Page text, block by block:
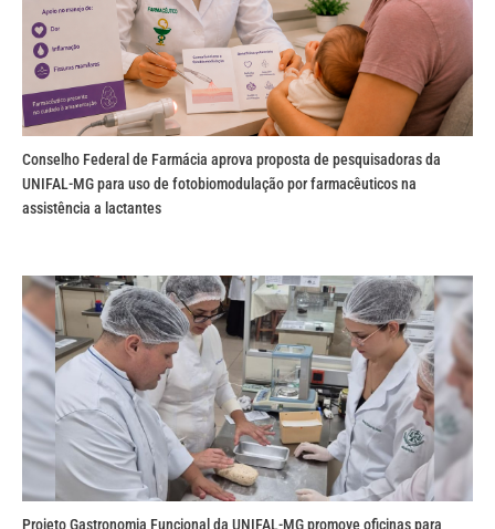
Conselho Federal de Farmácia aprova proposta de pesquisadoras da
UNIFAL-MG para uso de fotobiomodulação por farmacêuticos na
assistência a lactantes
Projeto Gastronomia Funcional da UNIFAL-MG promove oficinas para